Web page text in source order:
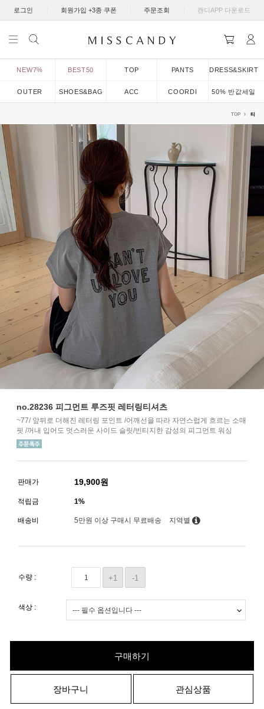
로그인 회원가입 +3종 쿠폰 주문조회 캔디APP 다운로드
NEW7% BEST50 TOP PANTS DRESS&SKIRT
OUTER SHOES&BAG ACC COORDI 50% 반값세일
TOP 티
no.28236 피그먼트 루즈핏 레터링티셔츠
~77/ 앞뒤로 더해진 레터링 포인트 /어깨선을 따라 자연스럽게 흐르는 소매
핏 /꺼내 입어도 멋스러운 사이드 슬릿/빈티지한 감성의 피그먼트 워싱
판매가 19,900원
적립금 1%
배송비 5만원 이상 구매시 무료배송 지역별
수량 : +1 -1
색상 :
구매하기
장바구니 관심상품